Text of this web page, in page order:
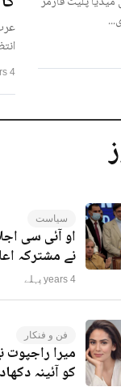
4 years پہلے
سیاست
او آئی سی
نے مشترکہ
4 years پہلے
فن و فنکار
میرا راجپوت
کو آئینہ